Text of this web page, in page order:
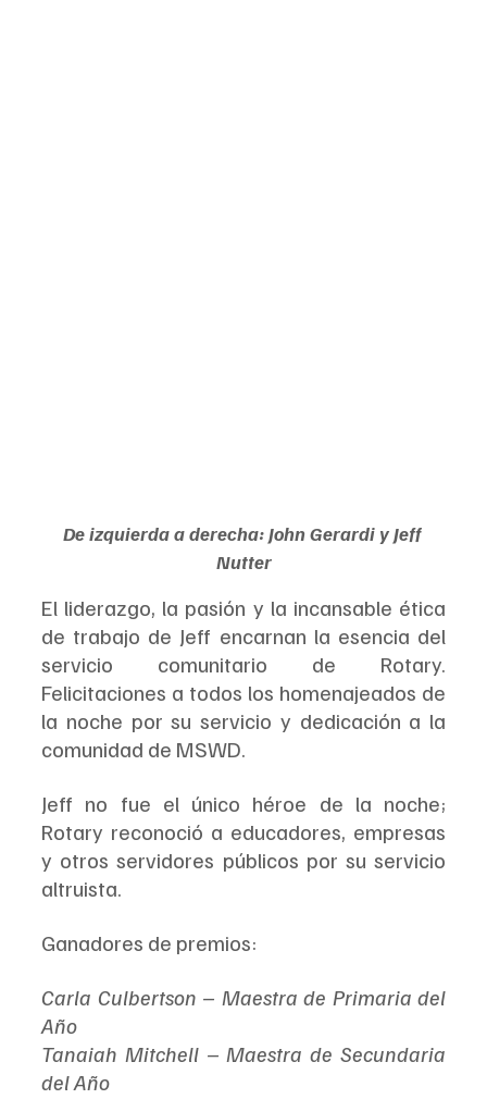
De izquierda a derecha: John Gerardi y Jeff
Nutter
El liderazgo, la pasión y la incansable ética
de trabajo de Jeff encarnan la esencia del
servicio comunitario de Rotary.
Felicitaciones a todos los homenajeados de
la noche por su servicio y dedicación a la
comunidad de MSWD.
Jeff no fue el único héroe de la noche;
Rotary reconoció a educadores, empresas
y otros servidores públicos por su servicio
altruista.
Ganadores de premios:
Carla Culbertson – Maestra de Primaria del
Año
Tanaiah Mitchell – Maestra de Secundaria
del Año